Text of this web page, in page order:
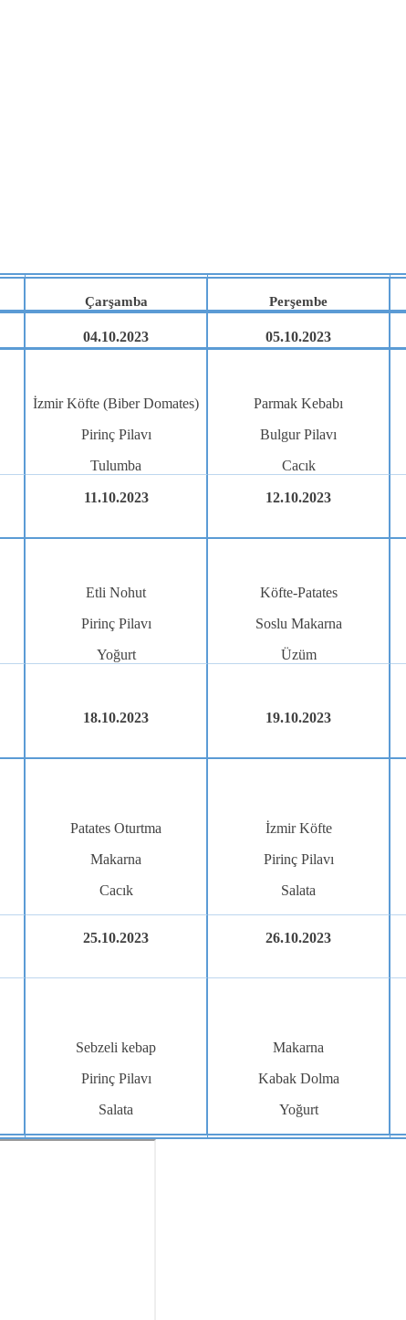
Çarşamba Perşembe
04.10.2023 05.10.2023
İzmir Köfte (Biber Domates)
Pirinç Pilavı
Tulumba
Parmak Kebabı
Bulgur Pilavı
Cacık
11.10.2023 12.10.2023
Etli Nohut
Pirinç Pilavı
Yoğurt
Köfte-Patates
Soslu Makarna
Üzüm
18.10.2023 19.10.2023
Patates Oturtma
Makarna
Cacık
İzmir Köfte
Pirinç Pilavı
Salata
25.10.2023 26.10.2023
Sebzeli kebap
Pirinç Pilavı
Salata
Makarna
Kabak Dolma
Yoğurt